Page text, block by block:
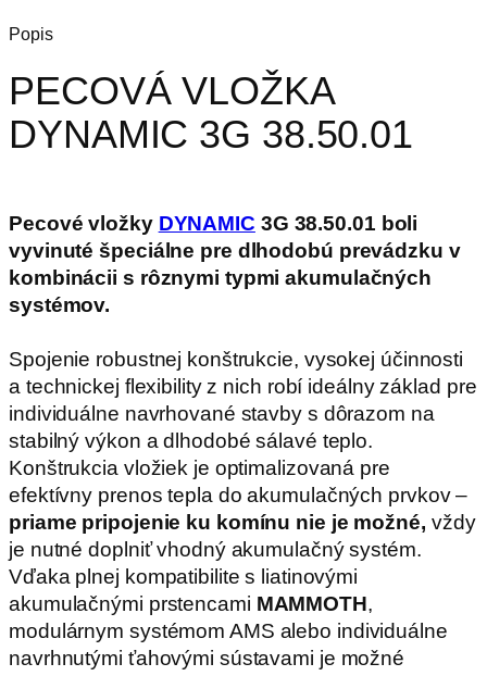
Popis
PECOVÁ VLOŽKA
DYNAMIC 3G 38.50.01
Pecové vložky DYNAMIC 3G 38.50.01 boli
vyvinuté špeciálne pre dlhodobú prevádzku v
kombinácii s rôznymi typmi akumulačných
systémov.
Spojenie robustnej konštrukcie, vysokej účinnosti
a technickej flexibility z nich robí ideálny základ pre
individuálne navrhované stavby s dôrazom na
stabilný výkon a dlhodobé sálavé teplo.
Konštrukcia vložiek je optimalizovaná pre
efektívny prenos tepla do akumulačných prvkov –
priame pripojenie ku komínu nie je možné, vždy
je nutné doplniť vhodný akumulačný systém.
Vďaka plnej kompatibilite s liatinovými
akumulačnými prstencami MAMMOTH,
modulárnym systémom AMS alebo individuálne
navrhnutými ťahovými sústavami je možné